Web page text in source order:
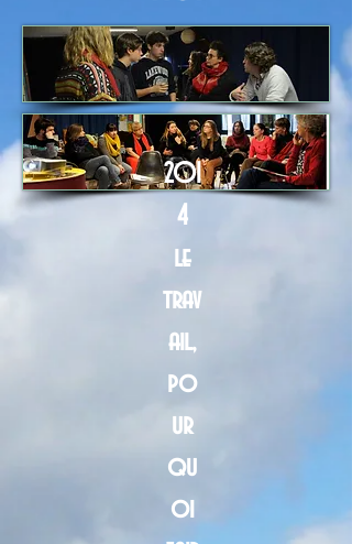
201
4
le
trav
ail,
po
ur
qu
oi